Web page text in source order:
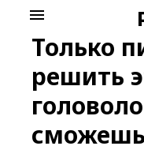
content
menu
Только
решить